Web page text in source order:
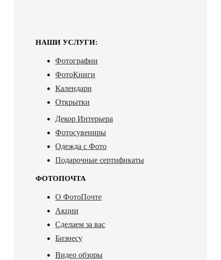
НАШИ УСЛУГИ:
Фотографии
ФотоКниги
Календари
Открытки
Декор Интерьера
Фотосувениры
Одежда с Фото
Подарочные сертификаты
ФОТОПОЧТА
О ФотоПочте
Акции
Сделаем за вас
Бизнесу
Видео обзоры